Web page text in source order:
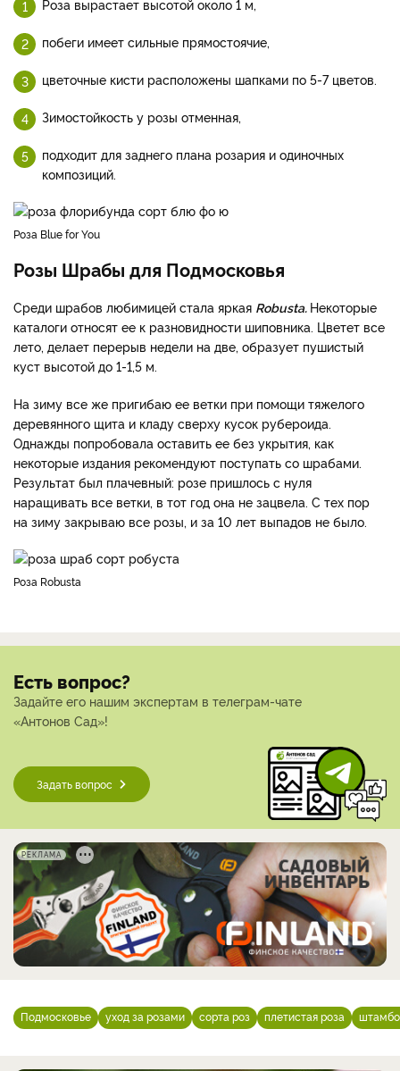
Роза вырастает высотой около 1 м,
побеги имеет сильные прямостоячие,
цветочные кисти расположены шапками по 5-7 цветов.
Зимостойкость у розы отменная,
подходит для заднего плана розария и одиночных
композиций.
Роза Blue for You
Розы Шрабы для Подмосковья
Среди шрабов любимицей стала яркая Robusta. Некоторые
каталоги относят ее к разновидности шиповника. Цветет все
лето, делает перерыв недели на две, образует пушистый
куст высотой до 1-1,5 м.
На зиму все же пригибаю ее ветки при помощи тяжелого
деревянного щита и кладу сверху кусок рубероида.
Однажды попробовала оставить ее без укрытия, как
некоторые издания рекомендуют поступать со шрабами.
Результат был плачевный: розе пришлось с нуля
наращивать все ветки, в тот год она не зацвела. С тех пор
на зиму закрываю все розы, и за 10 лет выпадов не было.
Роза Robusta
Есть вопрос?
Задайте его нашим экспертам в телеграм-чате
«Антонов Сад»!
Задать вопрос
РЕКЛАМА
Подмосковье уход за розами сорта роз плетистая роза